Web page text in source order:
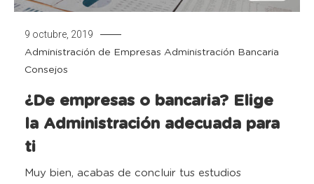
9 octubre, 2019
Administración de Empresas Administración Bancaria
Consejos
¿De empresas o bancaria? Elige
la Administración adecuada para
ti
Muy bien, acabas de concluir tus estudios